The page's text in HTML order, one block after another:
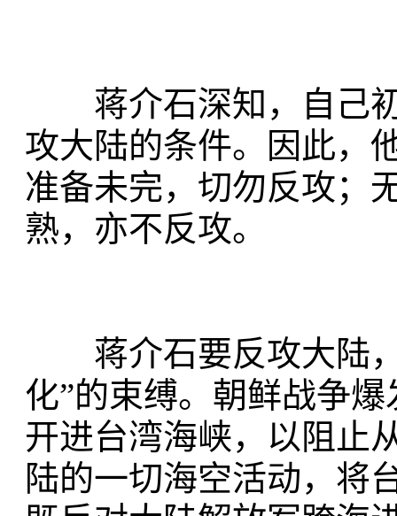
蒋介石深知，自己初
攻大陆的条件。因此，
准备未完，切勿反攻；
熟，亦不反攻。
蒋介石要反攻大陆，
化”的束缚。朝鲜战争
开进台湾海峡，以阻止
陆的一切海空活动，将